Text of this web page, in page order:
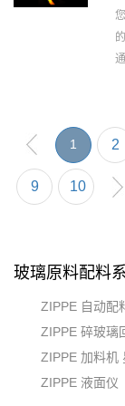
1 2
9 10
玻璃原料配料
ZIPPE 自动配
ZIPPE 碎玻璃
ZIPPE 加料机
ZIPPE 液面仪